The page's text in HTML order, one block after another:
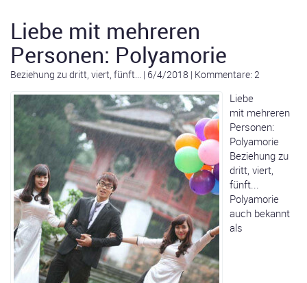
Liebe mit mehreren
Personen: Polyamorie
Beziehung zu dritt, viert, fünft... | 6/4/2018 | Kommentare: 2
Liebe
mit mehreren
Personen:
Polyamorie
Beziehung zu
dritt, viert,
fünft...
Polyamorie
auch bekannt
als